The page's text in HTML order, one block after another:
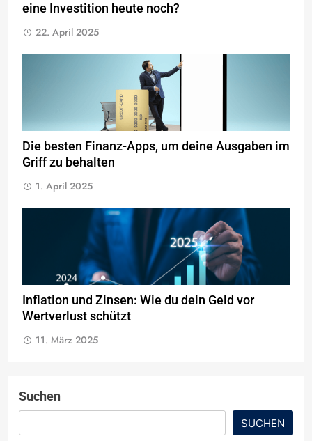
eine Investition heute noch?
22. April 2025
Die besten Finanz-Apps, um deine Ausgaben im
Griff zu behalten
1. April 2025
Inflation und Zinsen: Wie du dein Geld vor
Wertverlust schützt
11. März 2025
Suchen
SUCHEN